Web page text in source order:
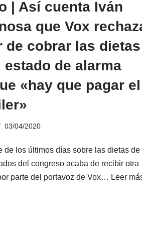
| Así cuenta Iván
que Vox
de cobrar las dietas
estado de alarma
«hay que pagar el
03/04/2020
de los últimos días sobre las dietas de
del congreso acaba de recibir otra
parte del portavoz de Vox… Leer